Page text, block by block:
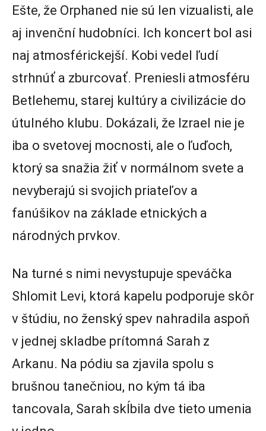
Ešte, že Orphaned nie sú len vizualisti, ale
aj invenční hudobníci. Ich koncert bol asi
naj atmosférickejší. Kobi vedel ľudí
strhnúť a zburcovať. Preniesli atmosféru
Betlehemu, starej kultúry a civilizácie do
útulného klubu. Dokázali, že Izrael nie je
iba o svetovej mocnosti, ale o ľuďoch,
ktorý sa snažia žiť v normálnom svete a
nevyberajú si svojich priateľov a
fanúšikov na základe etnických a
národných prvkov.
Na turné s nimi nevystupuje speváčka
Shlomit Levi, ktorá kapelu podporuje skôr
v štúdiu, no ženský spev nahradila aspoň
v jednej skladbe prítomná Sarah z
Arkanu. Na pódiu sa zjavila spolu s
brušnou tanečniou, no kým tá iba
tancovala, Sarah skĺbila dve tieto umenia